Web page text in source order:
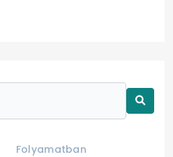
Folyamatban